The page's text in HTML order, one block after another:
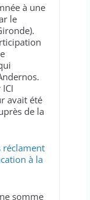
à une
le
avait été
de la
réclament
à la
somme